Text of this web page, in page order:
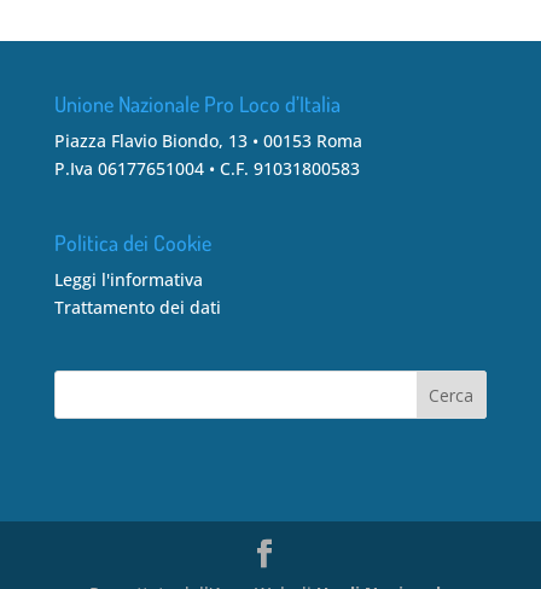
Unione Nazionale Pro Loco d’Italia
Piazza Flavio Biondo, 13 • 00153 Roma
P.Iva 06177651004 • C.F. 91031800583
Politica dei Cookie
Leggi l'informativa
Trattamento dei dati
Cerca